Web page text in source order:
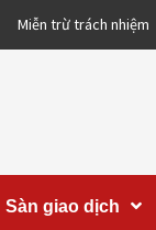
Miễn trừ trách nhiệm
Sàn giao dịch